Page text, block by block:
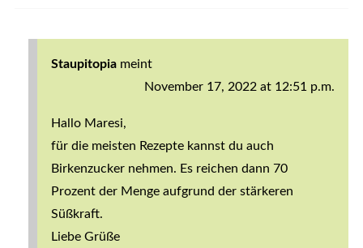
Staupitopia meint
November 17, 2022 at 12:51 p.m.
Hallo Maresi,
für die meisten Rezepte kannst du auch
Birkenzucker nehmen. Es reichen dann 70
Prozent der Menge aufgrund der stärkeren
Süßkraft.
Liebe Grüße